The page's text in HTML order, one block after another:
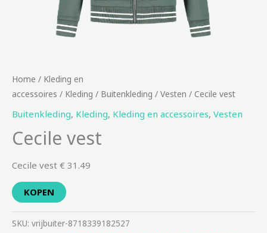
Home / Kleding en
accessoires / Kleding / Buitenkleding / Vesten / Cecile vest
Buitenkleding, Kleding, Kleding en accessoires, Vesten
Cecile vest
Cecile vest € 31.49
KOPEN
SKU: vrijbuiter-8718339182527